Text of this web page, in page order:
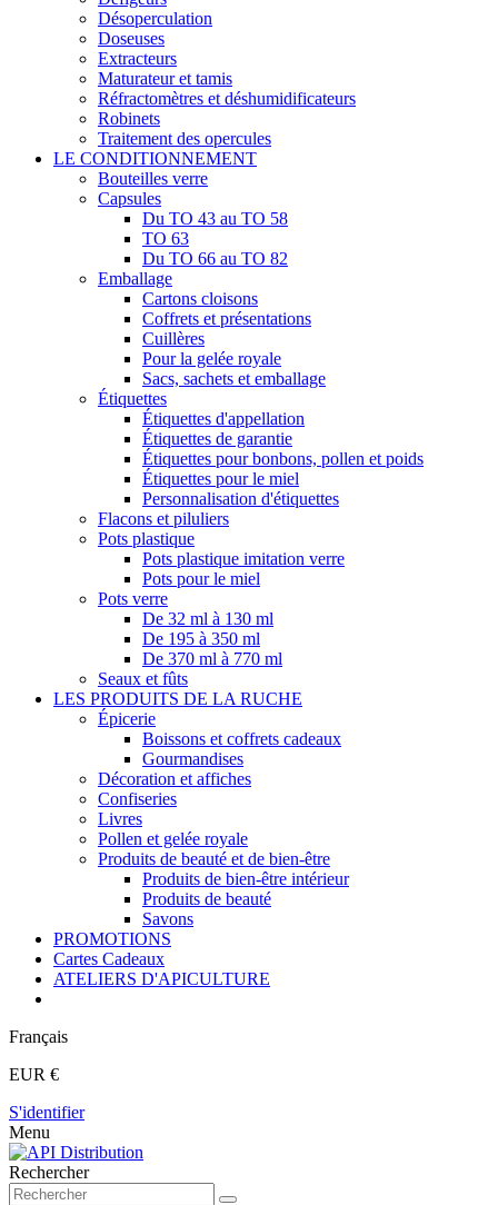
Désoperculation
Doseuses
Extracteurs
Maturateur et tamis
Réfractomètres et déshumidificateurs
Robinets
Traitement des opercules
LE CONDITIONNEMENT
Bouteilles verre
Capsules
Du TO 43 au TO 58
TO 63
Du TO 66 au TO 82
Emballage
Cartons cloisons
Coffrets et présentations
Cuillères
Pour la gelée royale
Sacs, sachets et emballage
Étiquettes
Étiquettes d'appellation
Étiquettes de garantie
Étiquettes pour bonbons, pollen et poids
Étiquettes pour le miel
Personnalisation d'étiquettes
Flacons et piluliers
Pots plastique
Pots plastique imitation verre
Pots pour le miel
Pots verre
De 32 ml à 130 ml
De 195 à 350 ml
De 370 ml à 770 ml
Seaux et fûts
LES PRODUITS DE LA RUCHE
Épicerie
Boissons et coffrets cadeaux
Gourmandises
Décoration et affiches
Confiseries
Livres
Pollen et gelée royale
Produits de beauté et de bien-être
Produits de bien-être intérieur
Produits de beauté
Savons
PROMOTIONS
Cartes Cadeaux
ATELIERS D'APICULTURE
Français
EUR €
S'identifier
Menu
Rechercher